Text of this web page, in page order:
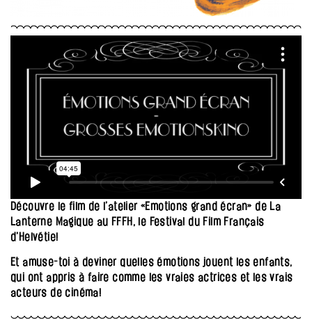
Découvre le film de l’atelier «Emotions grand écran» de La
Lanterne Magique au FFFH, le Festival du Film Français
d’Helvétie!
Et amuse-toi à deviner quelles émotions jouent les enfants,
qui ont appris à faire comme les vraies actrices et les vrais
acteurs de cinéma!